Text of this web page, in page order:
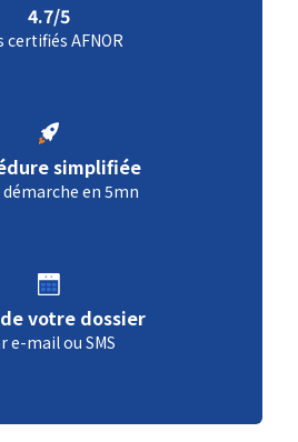
4.7/5
certifiés AFNOR
simplifiée
en 5mn
votre dossier
e-mail ou SMS